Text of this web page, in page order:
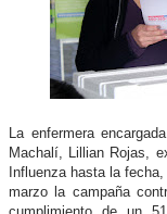
La enfermera
Machalí, Lillian Rojas,
Influenza hasta la
marzo la campaña